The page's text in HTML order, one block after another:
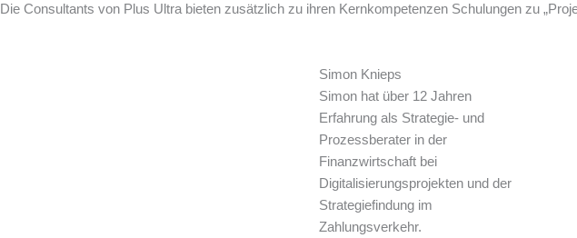
Die Consultants von Plus Ultra bieten zusätzlich zu ihren Kernkompetenzen Schulungen zu
Simon Knieps
Simon hat über 12 Jahren
Erfahrung als Strategie- und
Prozessberater in der
Finanzwirtschaft bei
Digitalisierungsprojekten und der
Strategiefindung im
Zahlungsverkehr.